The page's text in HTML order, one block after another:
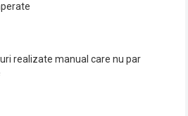
realizate manual care nu par